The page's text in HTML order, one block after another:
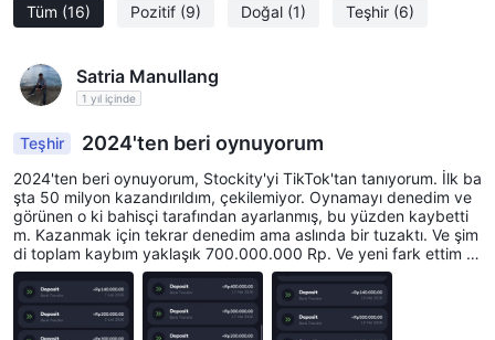
Tüm (16) Pozitif (9) Doğal (1) Teşhir (6)
Satria Manullang
1 yıl içinde
Teşhir 2024'ten beri oynuyorum
2024'ten beri oynuyorum, Stockity'yi TikTok'tan tanıyorum. İlk ba
şta 50 milyon kazandırıldım, çekilemiyor. Oynamayı denedim ve
görünen o ki bahisçi tarafından ayarlanmış, bu yüzden kaybetti
m. Kazanmak için tekrar denedim ama aslında bir tuzaktı. Ve şim
di toplam kaybım yaklaşık 700.000.000 Rp. Ve yeni fark ettim ki
bu aslında Dolandırıcılık, bahisçi tarafından ayarlanmış gibi, önce
kazandırılıyoruz sonra sürekli boşaltılıyoruz. Paramın iade edilme
sini istiyorum, 700 milyon kolay para değil. Kanıt olarak yalnızca
2026 resmi kaldı, 2025 ve 2024 silindi.